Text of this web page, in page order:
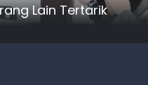
Lain Tertarik